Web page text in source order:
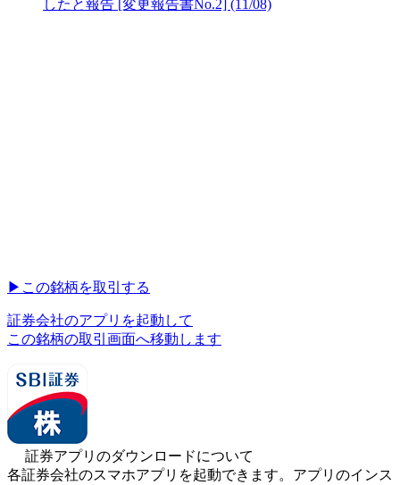
したと報告 [変更報告書No.2] (11/08)
▶︎ この銘柄を取引する
証券会社のアプリを起動して
この銘柄の取引画面へ移動します
証券アプリのダウンロードについて
各証券会社のスマホアプリを起動できます。アプリのインス